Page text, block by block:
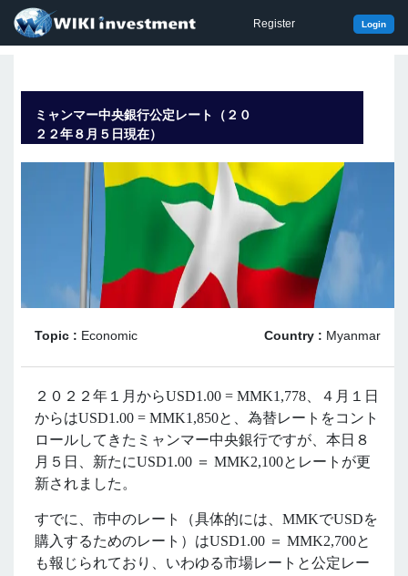
Register Login
ミャンマー中央銀行公定レート（２０
２２年８月５日現在）
Topic : Economic Country : Myanmar
２０２２年１月からUSD1.00 = MMK1,778、４月１日
からはUSD1.00 = MMK1,850と、為替レートをコント
ロールしてきたミャンマー中央銀行ですが、本日８
月５日、新たにUSD1.00 ＝ MMK2,100とレートが更
新されました。
すでに、市中のレート（具体的には、 MMKでUSDを
購入するためのレート）はUSD1.00 ＝ MMK2,700と
も報じられており、いわゆる市場レートと公定レー